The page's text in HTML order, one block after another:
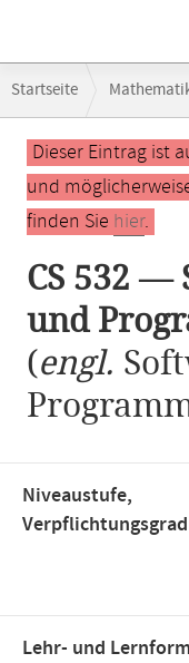
Navigation
Startseite
CS 532 — Software
Hauptinhalt
Dieser Eintrag ist
und
finden Sie hier.
CS 532 —
und
(engl.
Niveaustufe,
Verpflichtungsgrad
Lehr- und